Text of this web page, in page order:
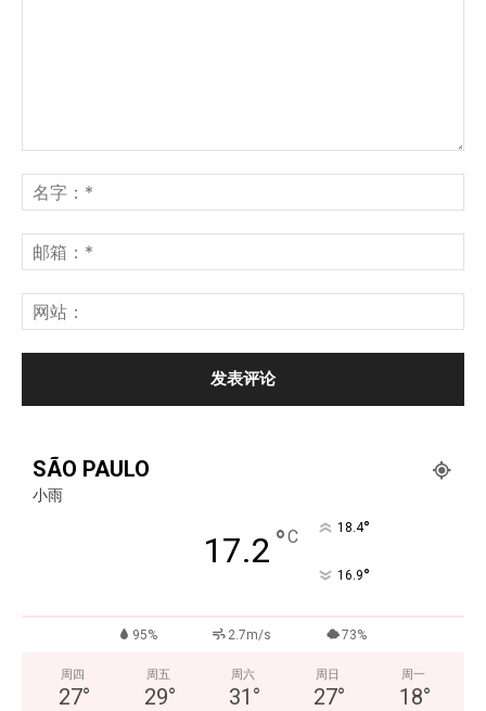
SÃO PAULO
小雨
17.2 °C 18.4°
16.9°
95% 2.7m/s 73%
周四
27°
周五
29°
周六
31 °
周日
27°
周一
18°